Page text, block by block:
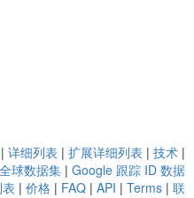
| 详细列表 | 扩展详细列表 | 技术 |
球数据集 | Google 跟踪 ID 数据
| 价格 | FAQ | API | Terms | 联